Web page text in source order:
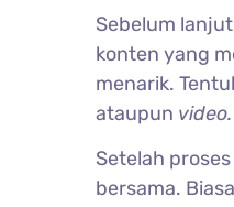
Sebelum
konten yang
menarik.
ataupun video.
Setelah
bersama.